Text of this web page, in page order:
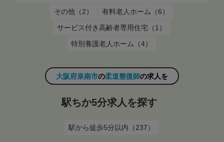
その他（2）
有料老人ホーム（6）
サービス付き高齢者専用住宅（1）
特別養護老人ホーム（4）
大阪府泉南市の柔道整復師の求人を
駅ちか5分求人を探す
駅から徒歩5分以内（237）